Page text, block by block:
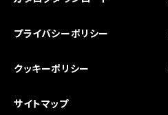
プライバシーポリシー
クッキーポリシー
サイトマップ